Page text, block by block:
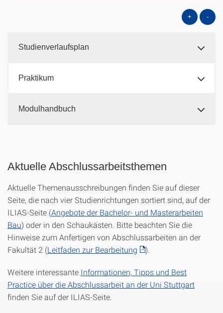
+ -
Studienverlaufsplan
Praktikum
Modulhandbuch
Aktuelle Abschlussarbeitsthemen
Aktuelle Themenausschreibungen finden Sie auf dieser
Seite, die nach vier Studienrichtungen sortiert sind, auf der
ILIAS-Seite (Angebote der Bachelor- und Masterarbeiten
Bau) oder in den Schaukästen. Bitte beachten Sie die
Hinweise zum Anfertigen von Abschlussarbeiten an der
Fakultät 2 (Leitfaden zur Bearbeitung ).
Weitere interessante Informationen, Tipps und Best
Practice über die Abschlussarbeit an der Uni Stuttgart
finden Sie auf der ILIAS-Seite.